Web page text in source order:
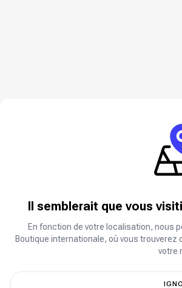
Il semblerait que vous
En fonction de votre localisation, nous
Boutique internationale, où vous
votre